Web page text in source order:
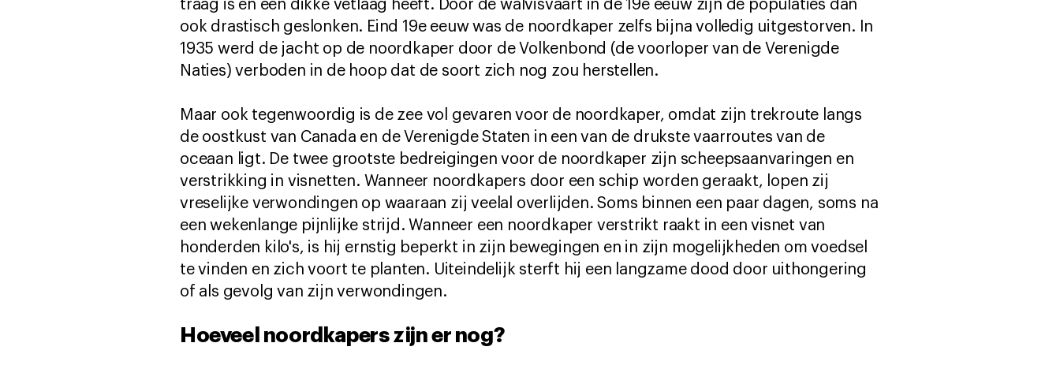
traag is en een dikke vetlaag heeft. Door de walvisvaart in de 19e eeuw zijn de populaties dan
ook drastisch geslonken. Eind 19e eeuw was de noordkaper zelfs bijna volledig uitgestorven. In
1935 werd de jacht op de noordkaper door de Volkenbond (de voorloper van de Verenigde
Naties) verboden in de hoop dat de soort zich nog zou herstellen.
Maar ook tegenwoordig is de zee vol gevaren voor de noordkaper, omdat zijn trekroute langs
de oostkust van Canada en de Verenigde Staten in een van de drukste vaarroutes van de
oceaan ligt. De twee grootste bedreigingen voor de noordkaper zijn scheepsaanvaringen en
verstrikking in visnetten. Wanneer noordkapers door een schip worden geraakt, lopen zij
vreselijke verwondingen op waaraan zij veelal overlijden. Soms binnen een paar dagen, soms na
een wekenlange pijnlijke strijd. Wanneer een noordkaper verstrikt raakt in een visnet van
honderden kilo's, is hij ernstig beperkt in zijn bewegingen en in zijn mogelijkheden om voedsel
te vinden en zich voort te planten. Uiteindelijk sterft hij een langzame dood door uithongering
of als gevolg van zijn verwondingen.
Hoeveel noordkapers zijn er nog?